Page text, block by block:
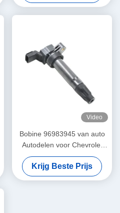
LR002954
Video
Bobine 96983945 van auto
Autodelen voor Chevrolet
Spark (M300)
Krijg Beste Prijs